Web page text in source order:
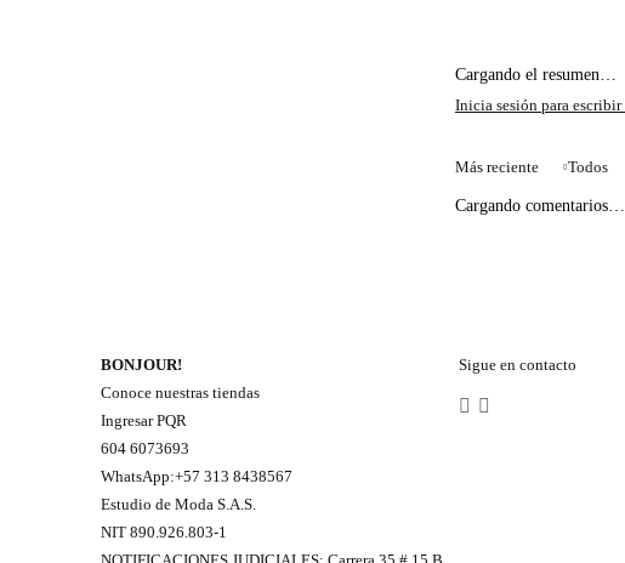
Cargando el resumen…
Más reciente Todos
Cargando comentarios…
BONJOUR!
Conoce nuestras tiendas
Ingresar PQR
604 6073693
WhatsApp:+57 313 8438567
Estudio de Moda S.A.S.
NIT 890.926.803-1
Sigue en contacto